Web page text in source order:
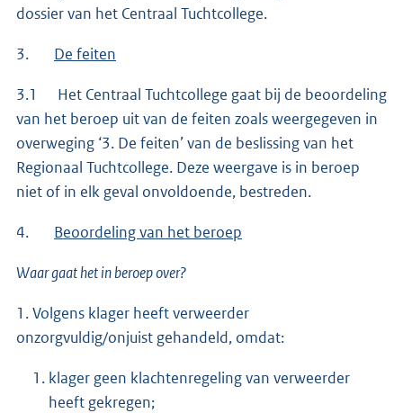
dossier van het Centraal Tuchtcollege.
3. De feiten
3.1 Het Centraal Tuchtcollege gaat bij de beoordeling
van het beroep uit van de feiten zoals weergegeven in
overweging ‘3. De feiten’ van de beslissing van het
Regionaal Tuchtcollege. Deze weergave is in beroep
niet of in elk geval onvoldoende, bestreden.
4. Beoordeling van het beroep
Waar gaat het in beroep over?
1. Volgens klager heeft verweerder
onzorgvuldig/onjuist gehandeld, omdat:
klager geen klachtenregeling van verweerder
heeft gekregen;